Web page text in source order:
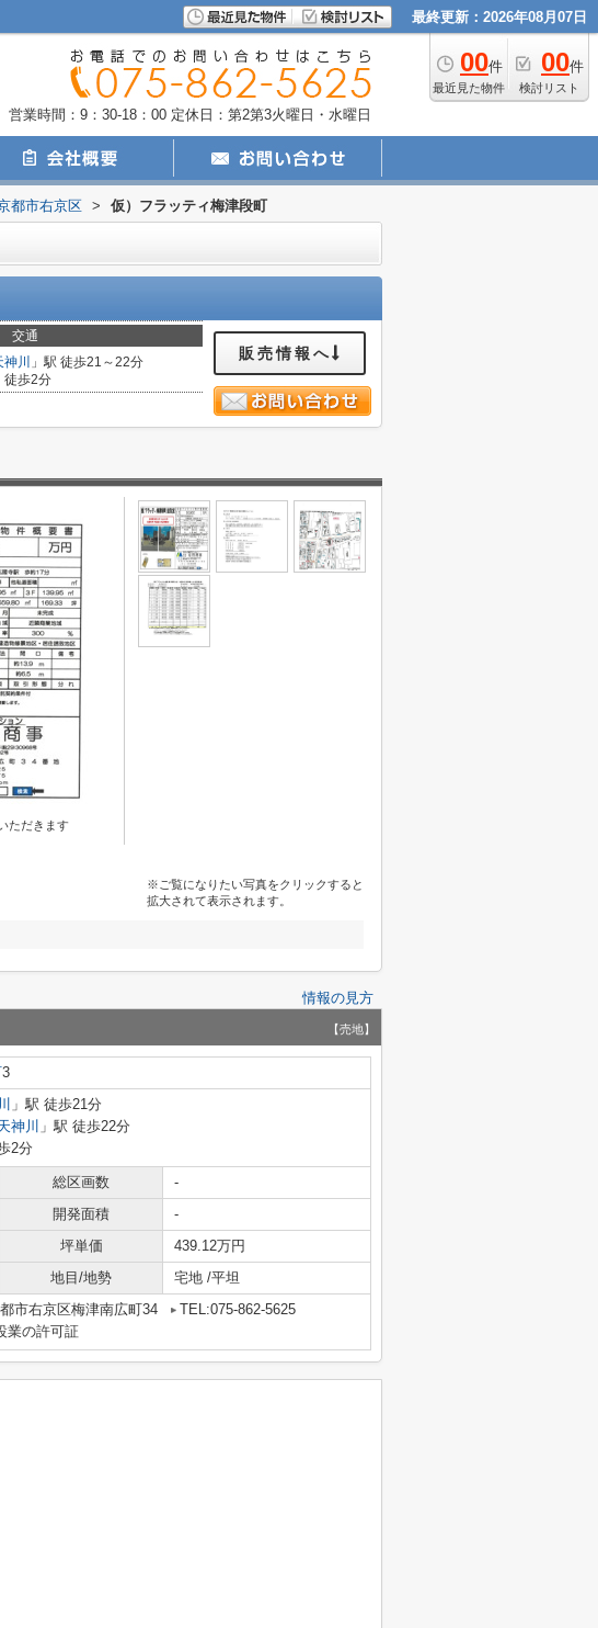
最終更新：2026年08月07日
00件
最近見た物件
00件
検討リスト
営業時間：9：30-18：00 定休日：第2第3火曜日・水曜日
都市右京区 > 仮）フラッティ梅津段町
交通
川
」駅 徒歩21～22分
徒歩2分
販売情報へ
ただきます
※ご覧になりたい写真をクリックすると
拡大されて表示されます。
情報の見方
【売地】
3
」駅 徒歩21分
神川
」駅 徒歩22分
2分
総区画数
-
開発面積
-
坪単価
439.12万円
地目/地勢 宅地 /平坦
市右京区梅津南広町34
TEL:075-862-5625
業の許可証